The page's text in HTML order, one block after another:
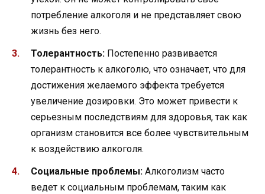
потребление алкоголя и не представляет свою
жизнь без него.
Толерантность: Постепенно развивается
толерантность к алкоголю, что означает, что для
достижения желаемого эффекта требуется
увеличение дозировки. Это может привести к
серьезным последствиям для здоровья, так как
организм становится все более чувствительным
к воздействию алкоголя.
Социальные проблемы: Алкоголизм часто
ведет к социальным проблемам, таким как